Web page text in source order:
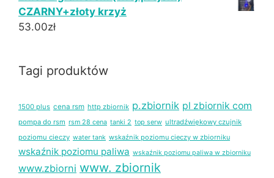
CZARNY+złoty krzyż
53.00zł
Tagi produktów
1500 plus cena rsm http zbiornik p.zbiornik pl zbiornik com
pompa do rsm rsm 28 cena tanki 2 top serw ultradźwiękowy czujnik
poziomu cieczy water tank wskaźnik poziomu cieczy w zbiorniku
wskaźnik poziomu paliwa wskaźnik poziomu paliwa w zbiorniku
www.zbiorni www. zbiornik